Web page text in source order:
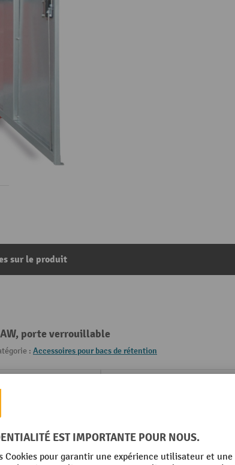
sur le produit
porte verrouillable
: Accessoires pour bacs de rétention
Rubrique